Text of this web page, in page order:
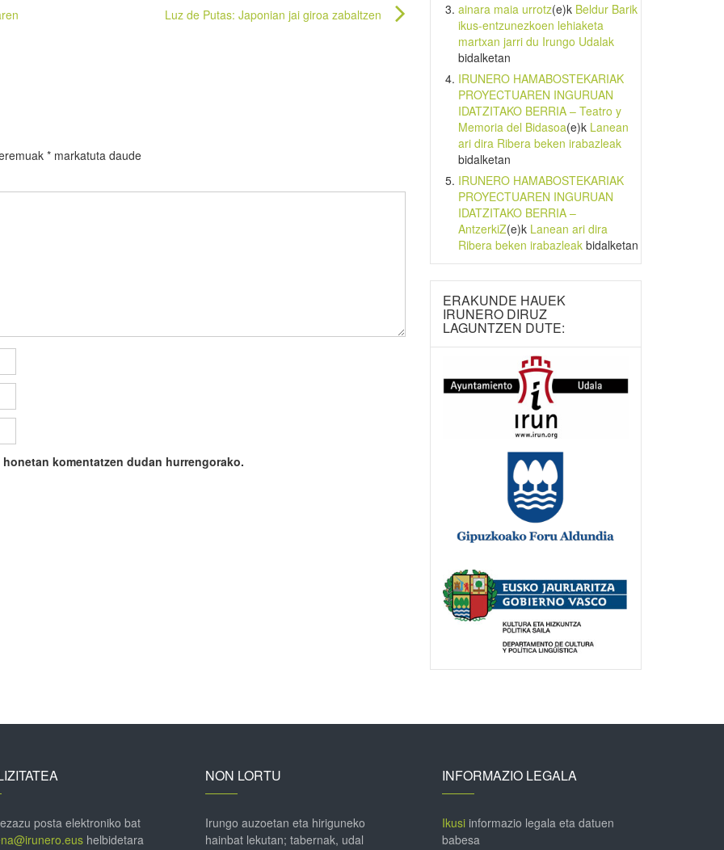
Luz de Putas: Japonian jai giroa zabaltzen
* markatuta daude
komentatzen dudan hurrengorako.
ainara maia urrotz(e)k Beldur Barik
ikus-entzunezkoen lehiaketa
martxan jarri du Irungo Udalak
bidalketan
IRUNERO HAMABOSTEKARIAK
PROYECTUAREN INGURUAN
IDATZITAKO BERRIA – Teatro y
Memoria del Bidasoa(e)k Lanean
ari dira Ribera beken irabazleak
bidalketan
IRUNERO HAMABOSTEKARIAK
PROYECTUAREN INGURUAN
IDATZITAKO BERRIA –
AntzerkiZ(e)k Lanean ari dira
Ribera beken irabazleakbidalketan
ERAKUNDE HAUEK
IRUNERO DIRUZ
LAGUNTZEN DUTE:
posta elektroniko bat
helbidetara
NON LORTU
Irungo auzoetan eta hiriguneko
hainbat lekutan; tabernak, udal
INFORMAZIO LEGALA
Ikusiinformazio legala eta datuen
babesa